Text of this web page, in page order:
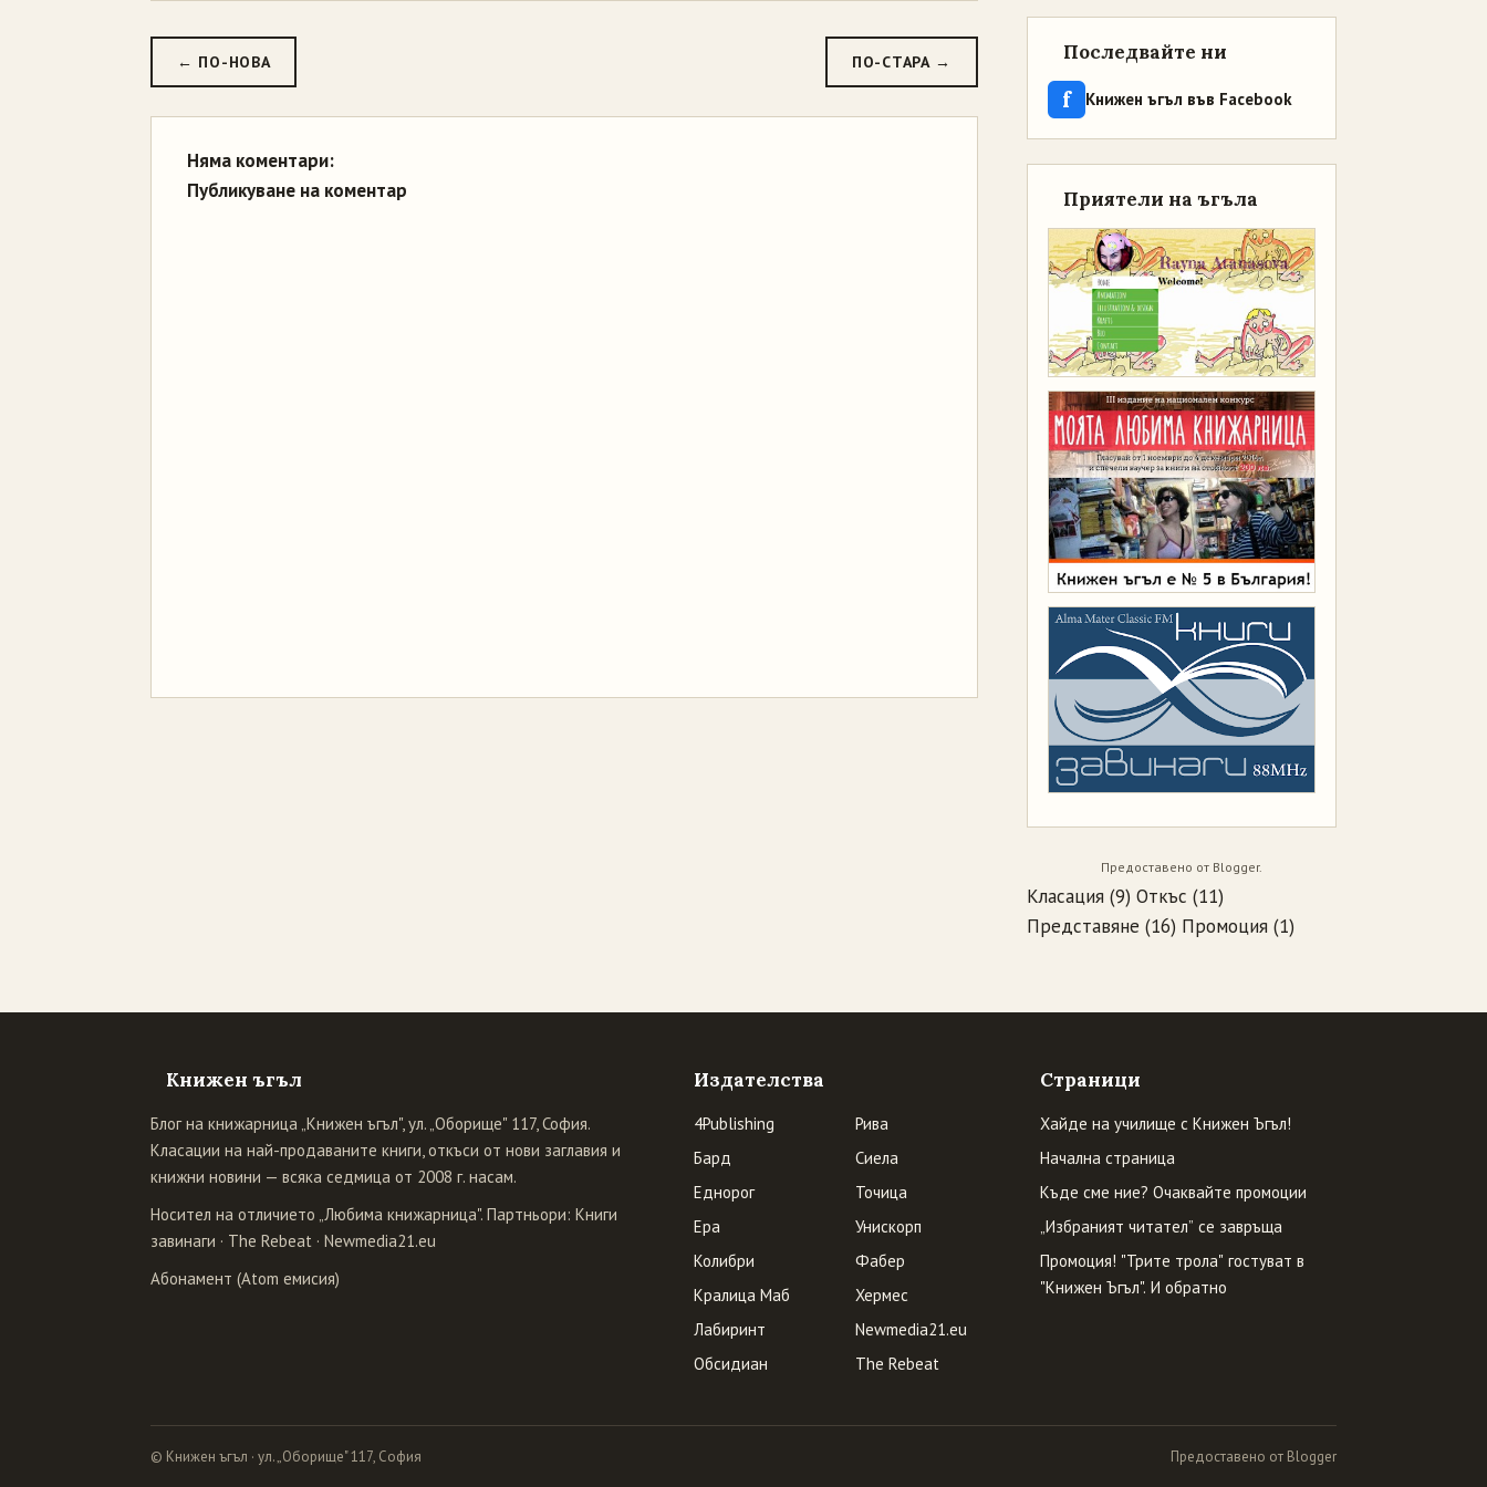
← ПО-НОВА ПО-СТАРА →
Няма коментари:
Публикуване на коментар
Последвайте ни
f Книжен ъгъл във Facebook
Приятели на ъгъла
Предоставено от Blogger.
Класация (9) Откъс (11)
Представяне (16) Промоция (1)
Книжен ъгъл
Блог на книжарница „Книжен ъгъл", ул. „Оборище" 117, София.
Класации на най-продаваните книги, откъси от нови заглавия и
книжни новини — всяка седмица от 2008 г. насам.
Носител на отличието „Любима книжарница". Партньори: Книги
завинаги · The Rebeat · Newmedia21.eu
Абонамент (Atom емисия)
Издателства
4Publishing
Бард
Еднорог
Ера
Колибри
Кралица Маб
Лабиринт
Обсидиан
Рива
Сиела
Точица
Унискорп
Фабер
Хермес
Newmedia21.eu
The Rebeat
Страници
Хайде на училище с Книжен Ъгъл!
Начална страница
Къде сме ние? Очаквайте промоции
„Избраният читател” се завръща
Промоция! "Трите трола" гостуват в
"Книжен Ъгъл". И обратно
© Книжен ъгъл · ул. „Оборище" 117, София Предоставено от Blogger